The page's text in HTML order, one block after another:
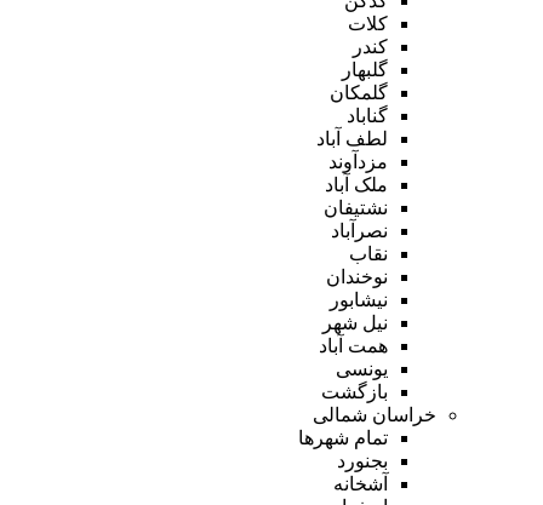
کلات
کندر
گلبهار
گلمکان
گناباد
لطف آباد
مزدآوند
ملک آباد
نشتیفان
نصرآباد
نقاب
نوخندان
نیشابور
نیل شهر
همت آباد
یونسی
بازگشت
خراسان شمالی
تمام شهر‌ها
بجنورد
آشخانه